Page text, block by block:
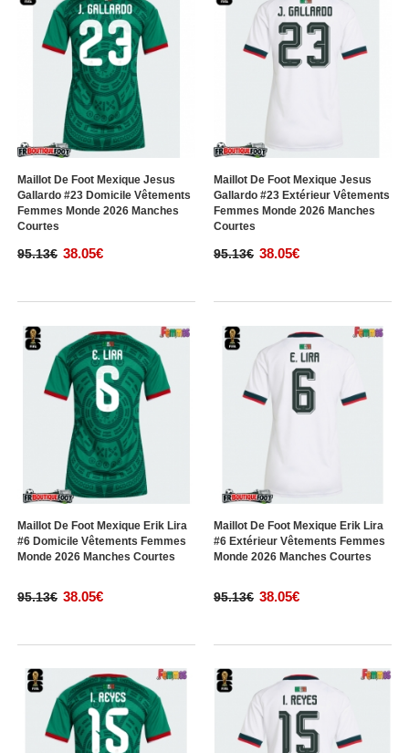
Maillot De Foot Mexique Jesus
Gallardo #23 Domicile Vêtements
Femmes Monde 2026 Manches
Courtes
95.13€ 38.05€
Maillot De Foot Mexique Jesus
Gallardo #23 Extérieur Vêtements
Femmes Monde 2026 Manches
Courtes
95.13€ 38.05€
Maillot De Foot Mexique Erik Lira
#6 Domicile Vêtements Femmes
Monde 2026 Manches Courtes
95.13€ 38.05€
Maillot De Foot Mexique Erik Lira
#6 Extérieur Vêtements Femmes
Monde 2026 Manches Courtes
95.13€ 38.05€